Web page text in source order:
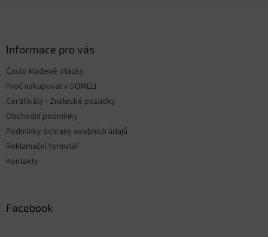
Informace pro vás
Často kladené otázky
Proč nakupovat v DOMELI
Certifikáty - Znalecké posudky
Obchodní podmínky
Podmínky ochrany osobních údajů
Reklamační formulář
Kontakty
Facebook